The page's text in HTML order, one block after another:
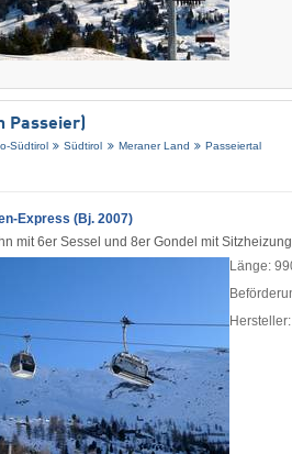
Passeier)
Südtirol Südtirol Meraner Land Passeiertal
Express (Bj. 2007)
mit 6er Sessel und 8er Gondel mit Sitzheizung
Länge: